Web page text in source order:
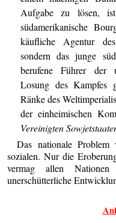
Aufgabe zu lösen,
südamerikanische
käufliche Agentur
sondern das junge
berufene Führer der
Losung des Kampfes
Ränke des
der einheimischen
Vereinigten
Das nationale
sozialen. Nur die
vermag allen
unerschütterliche